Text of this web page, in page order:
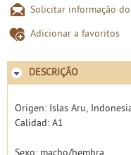
Solicitar informação
Adicionar a favoritos
DESCRIÇÃO
Origen: Islas Aru,
Calidad: A1